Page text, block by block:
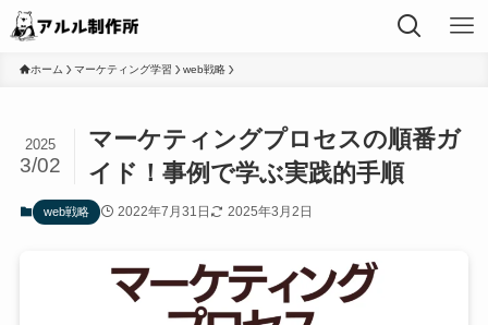
ホーム マーケティング学習 web戦略
マーケティングプロセスの順番ガ
イド！事例で学ぶ実践的手順
2025
3/02
web戦略 2022年7月31日 2025年3月2日